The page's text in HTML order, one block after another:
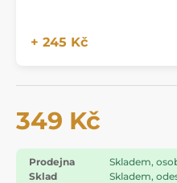
+ 245 Kč
349 Kč
Prodejna
Skladem,
Sklad
Skladem,